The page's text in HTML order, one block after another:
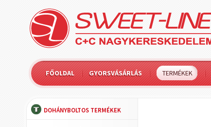
FŐOLDAL GYORSVÁSÁRLÁS TERMÉKEK
DOHÁNYBOLTOS TERMÉKEK